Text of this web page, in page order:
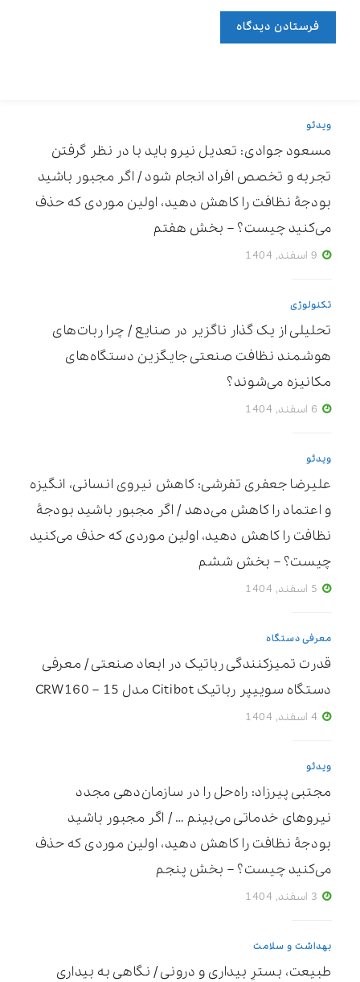
ویدئو
مسعود جوادی: تعدیل نیرو باید با در نظر گرفتن
تجربه و تخصص افراد انجام شود / اگر مجبور باشید
بودجۀ نظافت را کاهش دهید، اولین موردی که حذف
می‌کنید چیست؟ – بخش هفتم
تکنولوژی
تحلیلی از یک گذار ناگزیر در صنایع / چرا ربات‌های
هوشمند نظافت صنعتی جایگزین دستگاه‌های
مکانیزه می‌شوند؟
ویدئو
علیرضا جعفری تفرشی: کاهش نیروی انسانی، انگیزه
و اعتماد را کاهش می‌دهد / اگر مجبور باشید بودجۀ
نظافت را کاهش دهید، اولین موردی که حذف می‌کنید
چیست؟ – بخش ششم
معرفی دستگاه
قدرت تمیزکنندگی رباتیک در ابعاد صنعتی / معرفی
دستگاه سوییپر رباتیک Citibot مدل CRW160 – 15
ویدئو
مجتبی پیرزاد: راه‌حل را در سازمان‌دهی مجدد
نیروهای خدماتی می‌بینم … / اگر مجبور باشید
بودجۀ نظافت را کاهش دهید، اولین موردی که حذف
می‌کنید چیست؟ – بخش پنجم
بهداشت و سلامت
طبیعت، بسترِ بیداری و درونی / نگاهی به بیداری